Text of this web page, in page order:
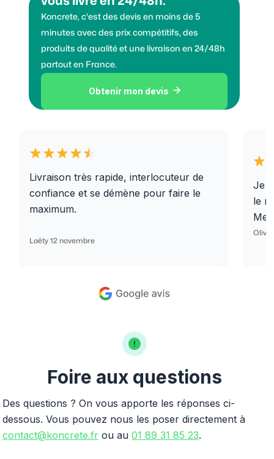
Koncrete, c'est des devis en moins de 5
minutes avec des prix compétitifs, des
produits de qualité et une livraison en 24/48h
partout en France.
Obtenir mon devis 
Livraison très rapide, interlocuteur de
confiance et se démène pour faire le
maximum.
Laëty 12 novembre
Je
le
Foire aux questions
Des questions ? On vous apporte les réponses ci-
dessous. Vous pouvez nous les poser directement à
contact@koncrete.fr ou au 01 89 31 85 23.